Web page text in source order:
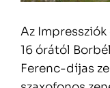
Az
16 órától
Ferenc-díjas